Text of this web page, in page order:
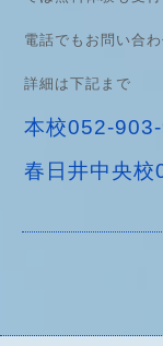
電話でもお問い合
詳細は下記まで
本校052-
春日井中央